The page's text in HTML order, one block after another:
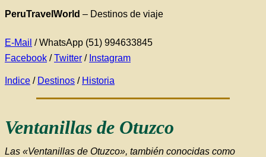
PeruTravelWorld – Destinos de viaje
E-Mail / WhatsApp (51) 994633845
Facebook /Twitter / Instagram
Indice / Destinos / Historia
Ventanillas de Otuzco
Las «Ventanillas de Otuzco», también conocidas como